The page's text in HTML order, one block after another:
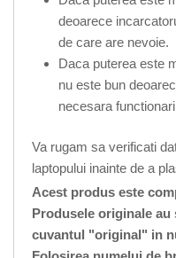
deoarece
de care are nevoie.
Daca puterea este
nu este bun
necesara
Va rugam sa verificati
laptopului inainte de a
Acest produs este
Produsele originale au
cuvantul "original" in